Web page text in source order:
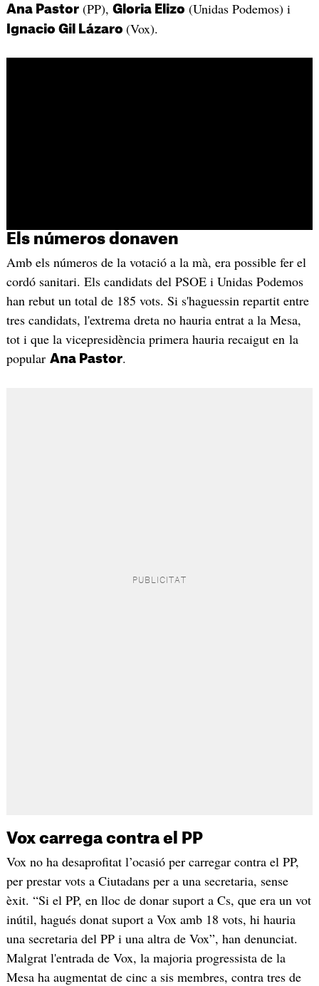
Ana Pastor(PP), Gloria Elizo (Unidas Podemos) i
Ignacio Gil Lázaro (Vox).
Els números donaven
Amb els números de la votació a la mà, era possible fer el
cordó sanitari. Els candidats del PSOE i Unidas Podemos
han rebut un total de 185 vots. Si s'haguessin repartit entre
tres candidats, l'extrema dreta no hauria entrat a la Mesa,
tot i que la vicepresidència primera hauria recaigut en la
popular Ana Pastor.
Vox carrega contra el PP
Vox no ha desaprofitat l’ocasió per carregar contra el PP,
per prestar vots a Ciutadans per a una secretaria, sense
èxit. “Si el PP, en lloc de donar suport a Cs, que era un vot
inútil, hagués donat suport a Vox amb 18 vots, hi hauria
una secretaria del PP i una altra de Vox”, han denunciat.
Malgrat l'entrada de Vox, la majoria progressista de la
Mesa ha augmentat de cinc a sis membres, contra tres de